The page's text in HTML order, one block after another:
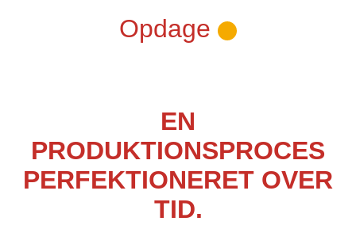
Opdage
EN
PRODUKTIONSPROCES
PERFEKTIONERET OVER
TID.